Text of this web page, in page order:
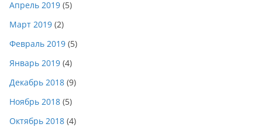
Апрель 2019 (5)
Март 2019 (2)
Февраль 2019 (5)
Январь 2019 (4)
Декабрь 2018 (9)
Ноябрь 2018 (5)
Октябрь 2018 (4)